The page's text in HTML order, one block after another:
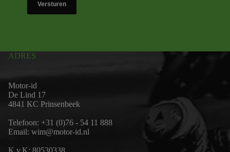
Versturen
ADRES
Motor-id
De Lind 17
4841 KC Prinsenbeek
Telefoon: +31 (0)76 - 54 11 888
Email: wim@motor-id.nl
K.v.K: 80530338